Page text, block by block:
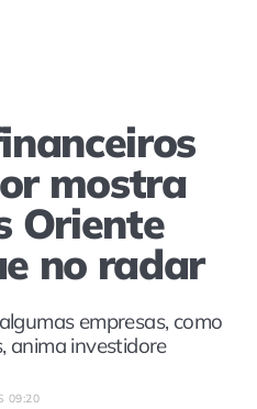
mostra
Oriente
no radar
empresas, como
anima investidore
09:20